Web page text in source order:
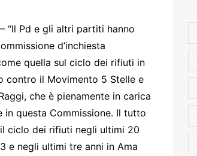
“Il Pd e gli altri partiti hanno
d’inchiesta
quella sul ciclo dei rifiuti in
contro il Movimento 5 Stelle e
che è pienamente in carica
questa Commissione. Il tutto
ciclo dei rifiuti negli ultimi 20
e negli ultimi tre anni in Ama